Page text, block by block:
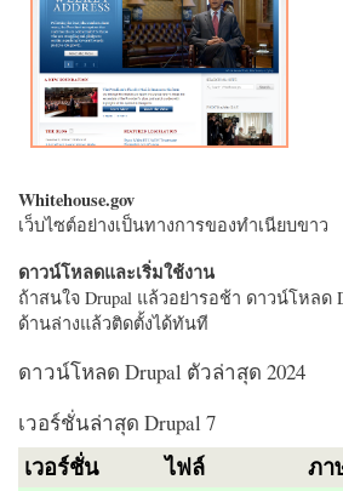
Whitehouse.gov
เว็บไซต์อย่างเป็นทางการของทำเนียบขาว
ดาวน์โหลดและเริ่มใช้งาน
ถ้าสนใจ Drupal แล้วอย่ารอช้า ดาวน์โหลด
ด้านล่างแล้วติดตั้งได้ทันที
ดาวน์โหลด Drupal ตัวล่าสุด 2024
เวอร์ชั่นล่าสุด Drupal 7
เวอร์ชั่น ไฟล์ ภา